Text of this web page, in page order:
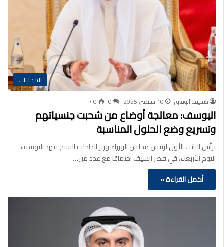
المحليات
صحيفة الوفاق 10 سبتمبر، 2025 0
40
اليوسف: معالجة أوضاع من سُحبت جنسياتهم
وتسريع وضع الحلول المناسبة
ترأس النائب الأول لرئيس مجلس الوزراء وزير الداخلية الشيخ فهد اليوسف،
اليوم الأربعاء، في قصر السيف اجتماعًا مع عدد من…
أكمل القراءة »